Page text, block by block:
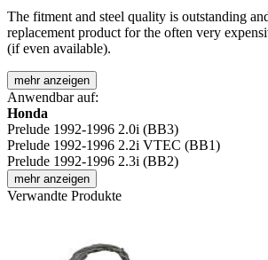
The fitment and steel quality is outstanding
replacement product for the often very
(if even available).
mehr anzeigen
Anwendbar auf:
Honda
Prelude 1992-1996 2.0i (BB3)
Prelude 1992-1996 2.2i VTEC (BB1)
Prelude 1992-1996 2.3i (BB2)
mehr anzeigen
Verwandte Produkte